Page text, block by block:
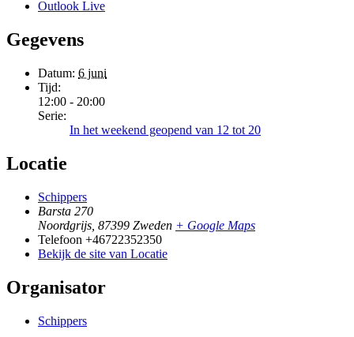
Outlook Live
Gegevens
Datum: 6 juni
Tijd:
12:00 - 20:00
Serie:
In het weekend geopend van 12 tot 20
Locatie
Schippers
Barsta 270
Noordgrijs 87399 Zweden + Google Maps
Telefoon +46722352350
Bekijk de site van Locatie
Organisator
Schippers